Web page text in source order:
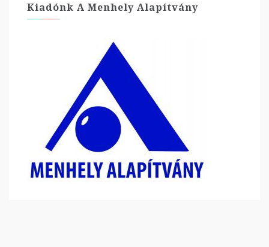
Kiadónk A Menhely Alapítvány